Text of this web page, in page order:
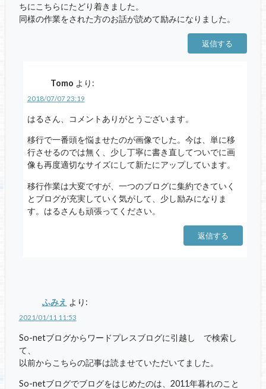
ちにこちらにたどり着きました。
同様の作業をされた方のお話が読めて励みになりました。
返信する
Tomo より:
2018/07/07 23:19
はるさん、コメントありがとうございます。
移行で一番頭を悩ませたのが画像でした。今は、単に移
行させるのでは無く、少し丁寧に書き直してついでに画
像も再度適切なサイズにして新たにアップしています。
移行作業は大変ですが、一つのブログに集約できていく
とブログが充実していく気がして、少し励みになりま
す。はるさんも頑張ってください。
返信する
ふみえ より:
2021/01/11 11:53
So-netブログからワードプレスブログに引越し で検索し
て、
以前からこちらの記事は読ませていただいてました。
So-netブログでブログをはじめたのは、2011年暮れのこと